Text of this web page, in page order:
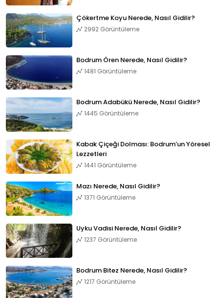
Çökertme Koyu Nerede, Nasıl Gidilir?
2992 Görüntüleme
Bodrum Ören Nerede, Nasıl Gidilir?
1481 Görüntüleme
Bodrum Adabükü Nerede, Nasıl Gidilir?
1445 Görüntüleme
Kabak Çiçeği Dolması: Bodrum’un Yöresel
Lezzetleri
1441 Görüntüleme
Mazı Nerede, Nasıl Gidilir?
1371 Görüntüleme
Uyku Vadisi Nerede, Nasıl Gidilir?
1237 Görüntüleme
Bodrum Bitez Nerede, Nasıl Gidilir?
1217 Görüntüleme